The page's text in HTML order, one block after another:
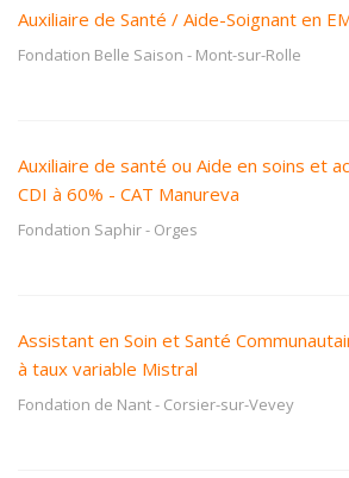
Auxiliaire de Santé / Aide-Soignant en
Fondation Belle Saison - Mont-sur-Rolle
Auxiliaire de santé ou Aide en soins et
CDI à 60% - CAT Manureva
Fondation Saphir- Orges
Assistant en Soin et Santé
à taux variable Mistral
Fondation de Nant- Corsier-sur-Vevey